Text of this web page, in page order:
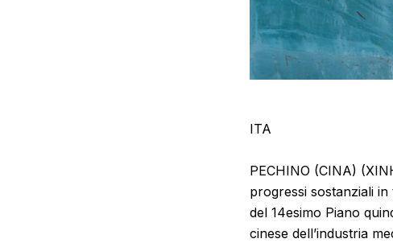
ITA
PECHINO (CINA)
progressi sostanziali
del 14esimo Piano
cinese dell’industria